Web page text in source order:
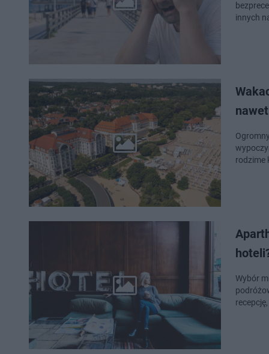
innych
rodzime
Wybór